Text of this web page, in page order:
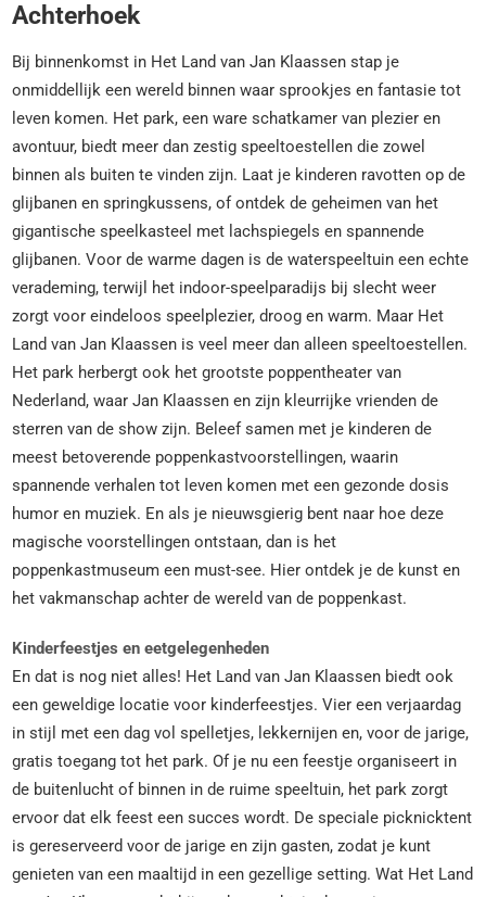
Achterhoek
Bij binnenkomst in Het Land van Jan Klaassen stap je
onmiddellijk een wereld binnen waar sprookjes en fantasie tot
leven komen. Het park, een ware schatkamer van plezier en
avontuur, biedt meer dan zestig speeltoestellen die zowel
binnen als buiten te vinden zijn. Laat je kinderen ravotten op de
glijbanen en springkussens, of ontdek de geheimen van het
gigantische speelkasteel met lachspiegels en spannende
glijbanen. Voor de warme dagen is de waterspeeltuin een echte
verademing, terwijl het indoor-speelparadijs bij slecht weer
zorgt voor eindeloos speelplezier, droog en warm. Maar Het
Land van Jan Klaassen is veel meer dan alleen speeltoestellen.
Het park herbergt ook het grootste poppentheater van
Nederland, waar Jan Klaassen en zijn kleurrijke vrienden de
sterren van de show zijn. Beleef samen met je kinderen de
meest betoverende poppenkastvoorstellingen, waarin
spannende verhalen tot leven komen met een gezonde dosis
humor en muziek. En als je nieuwsgierig bent naar hoe deze
magische voorstellingen ontstaan, dan is het
poppenkastmuseum een must-see. Hier ontdek je de kunst en
het vakmanschap achter de wereld van de poppenkast.
Kinderfeestjes en eetgelegenheden
En dat is nog niet alles! Het Land van Jan Klaassen biedt ook
een geweldige locatie voor kinderfeestjes. Vier een verjaardag
in stijl met een dag vol spelletjes, lekkernijen en, voor de jarige,
gratis toegang tot het park. Of je nu een feestje organiseert in
de buitenlucht of binnen in de ruime speeltuin, het park zorgt
ervoor dat elk feest een succes wordt. De speciale picknicktent
is gereserveerd voor de jarige en zijn gasten, zodat je kunt
genieten van een maaltijd in een gezellige setting. Wat Het Land